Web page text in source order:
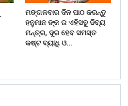
ମଙ୍ଗଳବାର ଦିନ ପାଠ କରନ୍ତୁ
ହନୁମାନ ଙ୍କ ର ଏହିସବୁ ଦିବ୍ୟ
ମନ୍ତ୍ର, ଦୂର ହେବ ସମସ୍ତ
କଷ୍ଟ ବ୍ୟାଧି ଓ…